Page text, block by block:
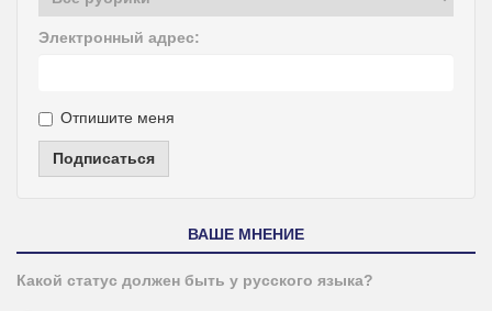
Электронный адрес:
Отпишите меня
Подписаться
ВАШЕ МНЕНИЕ
Какой статус должен быть у русского языка?